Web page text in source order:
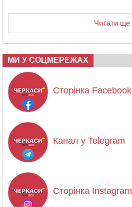
Читати ще
МИ У СОЦМЕРЕЖАХ
Сторінка Facebook
Канал у Telegram
Сторінка Instagram